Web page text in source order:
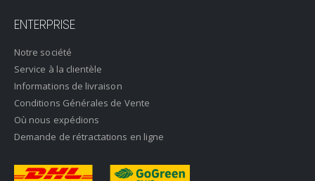
ENTERPRISE
Notre société
Service à la clientèle
Informations de livraison
Conditions Générales de Vente
Où nous expédions
Demande de rétractations en ligne